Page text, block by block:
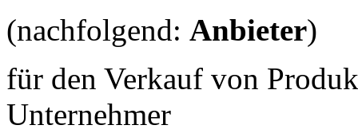
(nachfolgend: Anbieter)
für den Verkauf von
Unternehmer